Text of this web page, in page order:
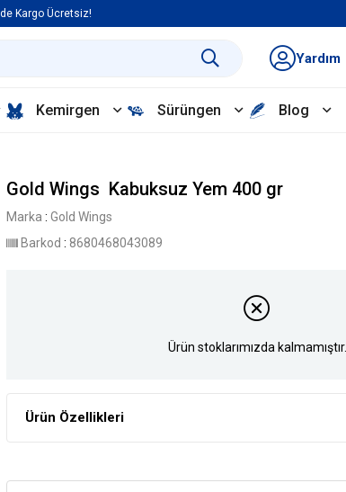
Kargo Ücretsiz!
Yardım
Kemirgen Sürüngen Blog
Gold Wings Kabuksuz Yem 400 gr
Marka : Gold Wings
Barkod : 8680468043089
Ürün stoklarımızda kalmamıştır.
Ürün Özellikleri